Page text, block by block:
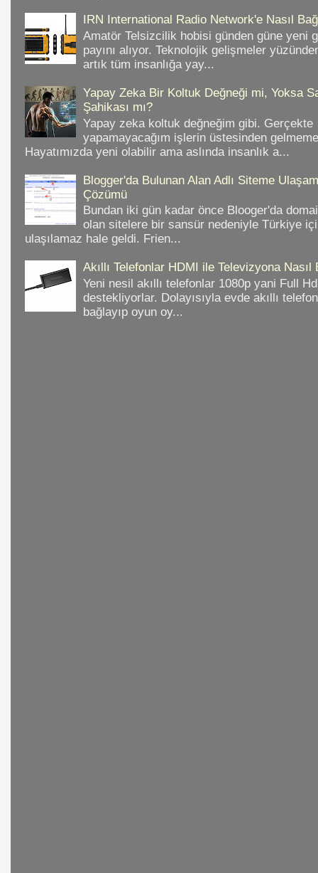
IRN International Radio Network'e Nasıl
Amatör Telsizcilik hobisi günden güne yeni
payını alıyor. Teknolojik gelişmeler
artık tüm insanlığa yay...
Yapay Zeka Bir Koltuk Değneği mi, Yoksa
Şahikası mı?
Yapay zeka koltuk değneğim gibi. Gerçekte
yapamayacağım işlerin üstesinden
Hayatımızda yeni olabilir ama aslında insanlık a...
Blogger'da Bulunan Alan Adlı Siteme
Çözümü
Bundan iki gün kadar önce Blooger'da
olan sitelere bir sansür nedeniyle Türkiye
ulaşılamaz hale geldi. Frien...
Akıllı Telefonlar HDMI ile Televizyona Nasıl
Yeni nesil akıllı telefonlar 1080p yani Full
destekliyorlar. Dolayısıyla evde akıllı
bağlayıp oyun oy...